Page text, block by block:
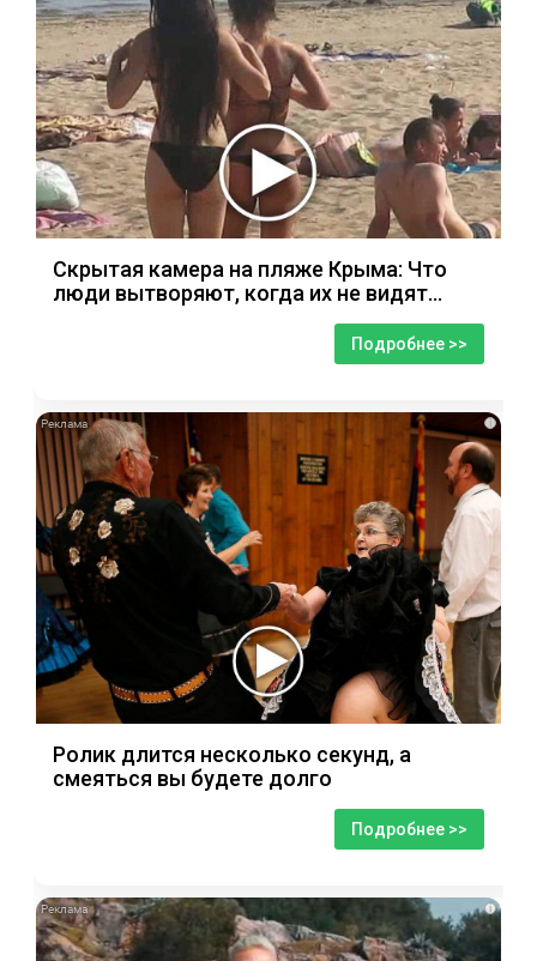
Скрытая камера на пляже Крыма: Что
люди вытворяют, когда их не видят...
Подробнее >>
i
Ролик длится несколько секунд, а
смеяться вы будете долго
Подробнее >>
i